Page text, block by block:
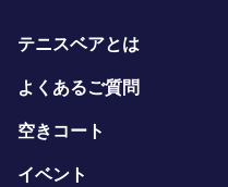
テニスベアとは
よくあるご質問
空きコート
イベント